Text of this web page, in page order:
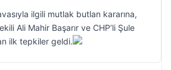
ilgili mutlak butlan kararına,
Ali Mahir Başarır ve CHP’li Şule
ilk tepkiler geldi.